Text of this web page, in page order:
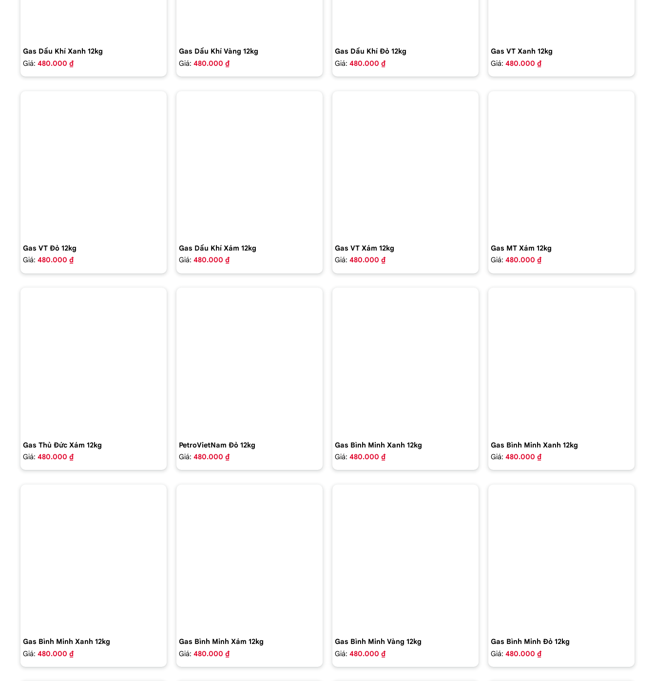
Gas Dầu Khí Xanh 12kg
Giá: 480.000 ₫
Gas Dầu Khí Vàng 12kg
Giá: 480.000 ₫
Gas Dầu Khí Đỏ 12kg
Giá: 480.000 ₫
Gas VT Xanh 12kg
Giá: 480.000 ₫
Gas VT Đỏ 12kg
Giá: 480.000 ₫
Gas Dầu Khí Xám 12kg
Giá: 480.000 ₫
Gas VT Xám 12kg
Giá: 480.000 ₫
Gas MT Xám 12kg
Giá: 480.000 ₫
Gas Thủ Đức Xám 12kg
Giá: 480.000 ₫
PetroVietNam Đỏ 12kg
Giá: 480.000 ₫
Gas Bình Minh Xanh 12kg
Giá: 480.000 ₫
Gas Bình Minh Xanh 12kg
Giá: 480.000 ₫
Gas Bình Minh Xanh 12kg
Giá: 480.000 ₫
Gas Bình Minh Xám 12kg
Giá: 480.000 ₫
Gas Bình Minh Vàng 12kg
Giá: 480.000 ₫
Gas Bình Minh Đỏ 12kg
Giá: 480.000 ₫